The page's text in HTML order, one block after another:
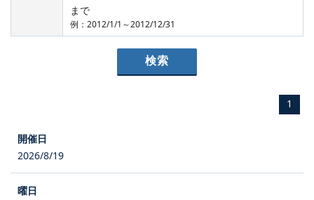
まで
例：2012/1/1～2012/12/31
1
2026/8/19